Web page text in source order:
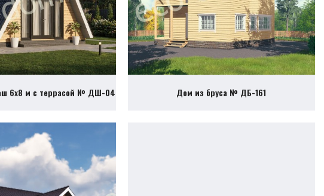
6х8 м с террасой № ДШ-04 Дом из бруса № ДБ-161